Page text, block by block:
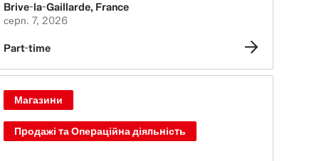
Brive-la-Gaillarde, France
серп. 7, 2026
Part-time
Магазини
Продажі та Операційна діяльність